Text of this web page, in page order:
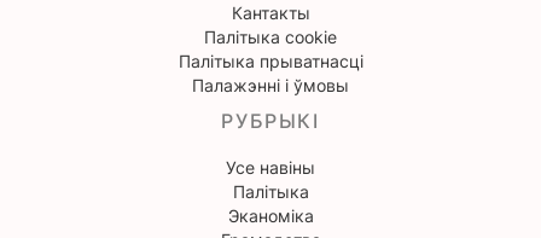
Кантакты
Палітыка cookie
Палітыка прыватнасці
Палажэнні і ўмовы
РУБРЫКІ
Усе навіны
Палітыка
Эканоміка